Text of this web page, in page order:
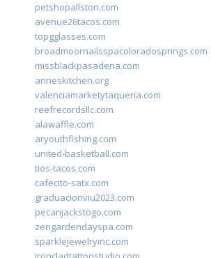
petshopallston.com
avenue26tacos.com
topgglasses.com
broadmoornailsspacoloradosprings.com
missblackpasadena.com
anneskitchen.org
valenciamarketytaqueria.com
reefrecordsllc.com
alawaffle.com
aryouthfishing.com
united-basketball.com
tios-tacos.com
cafecito-satx.com
graduacionviu2023.com
pecanjackstogo.com
zengardendayspa.com
sparklejewelryinc.com